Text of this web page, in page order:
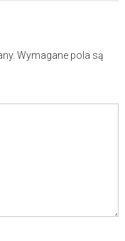
Wymagane pola są